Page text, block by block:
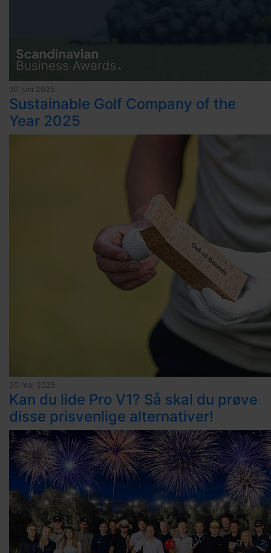
30 juni 2025
Sustainable Golf Company of the
Year 2025
20 maj 2025
Kan du lide Pro V1? Så skal du prøve
disse prisvenlige alternativer!